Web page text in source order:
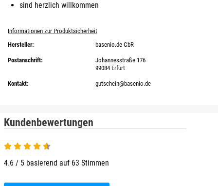
sind herzlich willkommen
Informationen zur Produktsicherheit
Hersteller:
basenio.de GbR
Postanschrift:
Johannesstraße 176
99084 Erfurt
Kontakt: gutschein@basenio.de
Kundenbewertungen
4.6 von 5
4.6 / 5 basierend auf 63 Stimmen